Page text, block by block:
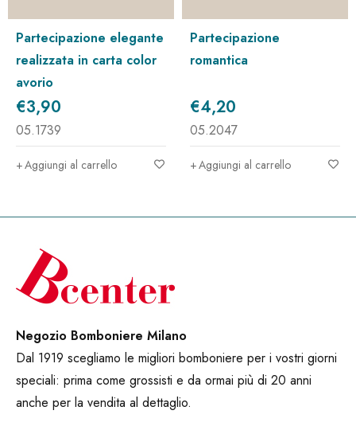
partecipazione elegante
realizzata in carta color
avorio
€3,90
05.1739
Aggiungi al carrello
partecipazione
romantica
€4,20
05.2047
Aggiungi al carrello
Negozio Bomboniere Milano
Dal 1919 scegliamo le migliori bomboniere per i vostri giorni
speciali: prima come grossisti e da ormai più di 20 anni
anche per la vendita al dettaglio.